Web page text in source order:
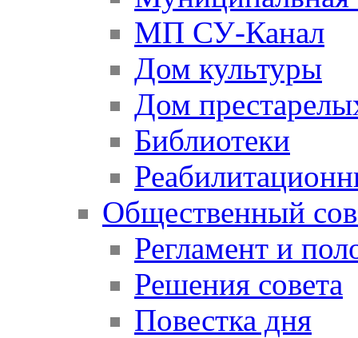
МП СУ-Канал
Дом культуры
Дом
Библиотеки
Общественный
Регламент и
Решения совета
Повестка дня